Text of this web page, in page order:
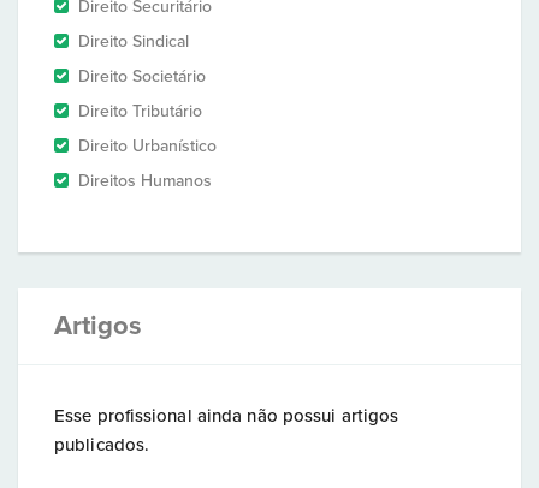
Direito Securitário
Direito Sindical
Direito Societário
Direito Tributário
Direito Urbanístico
Direitos Humanos
Artigos
Esse profissional ainda não possui artigos
publicados.